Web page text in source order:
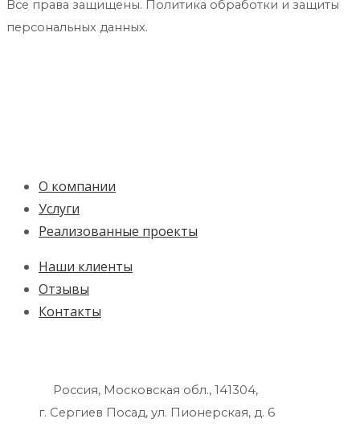
Все права защищены. Политика обработки и защиты
персональных данных.
О компании
Услуги
Реализованные проекты
Наши клиенты
Отзывы
Контакты
Россия, Московская обл., 141304,
г. Сергиев Посад, ул. Пионерская, д. 6